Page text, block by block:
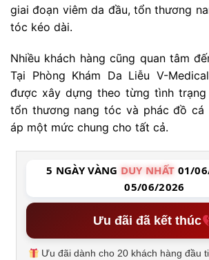
giai đoạn viêm da đầu, tổn thương
tóc kéo dài.
Nhiều khách hàng cũng quan tâm
Tại Phòng Khám Da Liễu V-
được xây dựng theo từng tình
tổn thương nang tóc và phác đồ cá
áp một mức chung cho tất cả.
5 NGÀY VÀNG DUY NHẤT 01/
05/06/2026
Ưu đãi đã kết thúc
Ưu đãi dành cho 20 khách hàng